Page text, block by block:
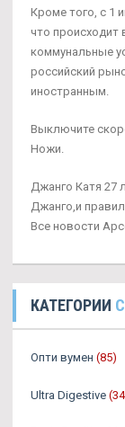
Кроме того, с 1
что
коммунальные
российский
иностранным.
Выключите
Ножи.
Джанго Катя 27
Джанго,и
Все новости
КАТЕГОРИИ
Опти вумен (85)
Ultra Digestive